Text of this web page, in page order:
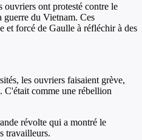
ouvriers ont protesté contre le
guerre du Vietnam. Ces
et forcé de Gaulle à réfléchir à des
les ouvriers faisaient grève,
C'était comme une rébellion
révolte qui a montré le
travailleurs.